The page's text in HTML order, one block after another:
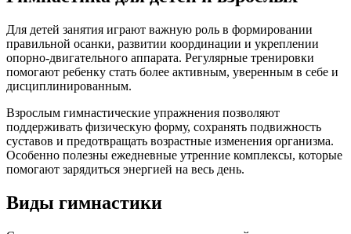
Для детей занятия играют важную роль в формировании
правильной осанки, развитии координации и укреплении
опорно-двигательного аппарата. Регулярные тренировки
помогают ребенку стать более активным, уверенным в себе и
дисциплинированным.
Взрослым гимнастические упражнения позволяют
поддерживать физическую форму, сохранять подвижность
суставов и предотвращать возрастные изменения организма.
Особенно полезны ежедневные утренние комплексы, которые
помогают зарядиться энергией на весь день.
Виды гимнастики